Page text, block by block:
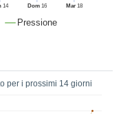
Pressione
14 Dom16 Mar18
per i prossimi 14 giorni